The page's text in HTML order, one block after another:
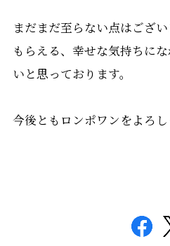
まだまだ至らない点はござ
もらえる、幸せな気持ちに
いと思っております。
今後ともロンポワンをよろし